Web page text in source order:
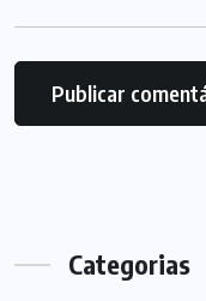
Categorias